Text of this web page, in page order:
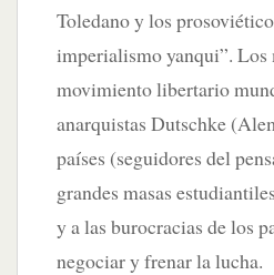
Toledano y los
imperialismo yanqui”. Los
movimiento libertario
anarquistas Dutschke
países (seguidores del
grandes masas
y a las burocracias de los
negociar y frenar la lucha.